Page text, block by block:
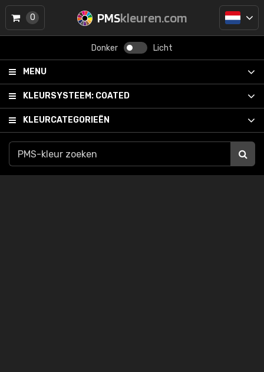
PMSkleuren.com
Donker Licht
MENU
KLEURSYSTEEM: COATED
KLEURCATEGORIEËN
0